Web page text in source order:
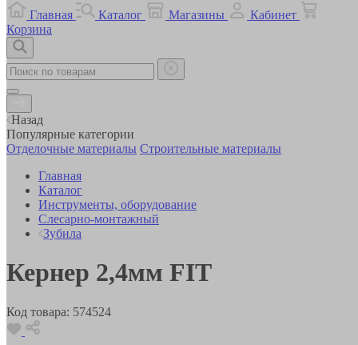
Главная
Каталог Магазины
Кабинет
Корзина
Назад
Популярные категории
Отделочные материалы Строительные материалы
Главная
Каталог
Инструменты, оборудование
Слесарно-монтажный
Зубила
Кернер 2,4мм FIT
Код товара: 574524